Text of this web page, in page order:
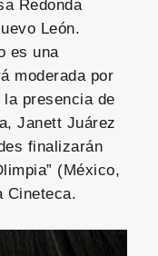
Redonda
León.
es una
moderada por
presencia de
Janett Juárez
finalizarán
(México,
Cineteca.